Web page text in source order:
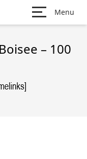
Menu
– 100